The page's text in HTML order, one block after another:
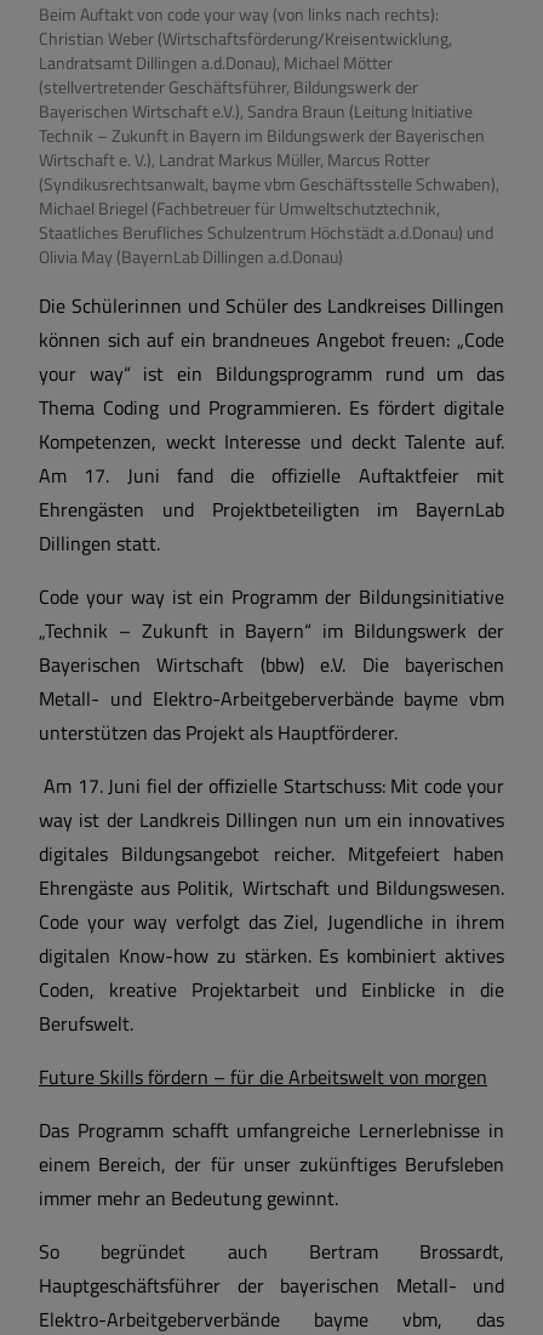
Beim Auftakt von code your way (von links nach rechts):
Christian Weber (Wirtschaftsförderung/Kreisentwicklung,
Landratsamt Dillingen a.d.Donau), Michael Mötter
(stellvertretender Geschäftsführer, Bildungswerk der
Bayerischen Wirtschaft e.V.), Sandra Braun (Leitung Initiative
Technik – Zukunft in Bayern im Bildungswerk der Bayerischen
Wirtschaft e. V.), Landrat Markus Müller, Marcus Rotter
(Syndikusrechtsanwalt, bayme vbm Geschäftsstelle Schwaben),
Michael Briegel (Fachbetreuer für Umweltschutztechnik,
Staatliches Berufliches Schulzentrum Höchstädt a.d.Donau) und
Olivia May (BayernLab Dillingen a.d.Donau)
Die Schülerinnen und Schüler des Landkreises Dillingen
können sich auf ein brandneues Angebot freuen: „Code
your way“ ist ein Bildungsprogramm rund um das
Thema Coding und Programmieren. Es fördert digitale
Kompetenzen, weckt Interesse und deckt Talente auf.
Am 17. Juni fand die offizielle Auftaktfeier mit
Ehrengästen und Projektbeteiligten im BayernLab
Dillingen statt.
Code your way ist ein Programm der Bildungsinitiative
„Technik – Zukunft in Bayern“ im Bildungswerk der
Bayerischen Wirtschaft (bbw) e.V. Die bayerischen
Metall- und Elektro-Arbeitgeberverbände bayme vbm
unterstützen das Projekt als Hauptförderer.
Am 17. Juni fiel der offizielle Startschuss: Mit code your
way ist der Landkreis Dillingen nun um ein innovatives
digitales Bildungsangebot reicher. Mitgefeiert haben
Ehrengäste aus Politik, Wirtschaft und Bildungswesen.
Code your way verfolgt das Ziel, Jugendliche in ihrem
digitalen Know-how zu stärken. Es kombiniert aktives
Coden, kreative Projektarbeit und Einblicke in die
Berufswelt.
Future Skills fördern – für die Arbeitswelt von morgen
Das Programm schafft umfangreiche Lernerlebnisse in
einem Bereich, der für unser zukünftiges Berufsleben
immer mehr an Bedeutung gewinnt.
So begründet auch Bertram Brossardt,
Hauptgeschäftsführer der bayerischen Metall- und
Elektro-Arbeitgeberverbände bayme vbm, das